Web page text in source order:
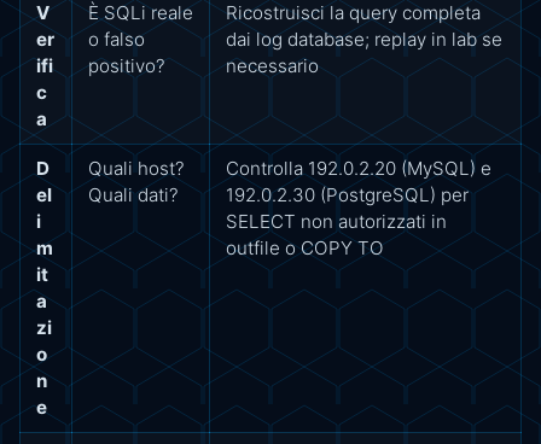
V
er
ifi
c
a
È SQLi reale
o falso
positivo?
Ricostruisci la query completa
dai log database; replay in lab se
necessario
D
el
i
m
it
a
zi
o
n
e
Quali host?
Quali dati?
Controlla 192.0.2.20 (MySQL) e
192.0.2.30 (PostgreSQL) per
SELECT non autorizzati in
outfile o COPY TO